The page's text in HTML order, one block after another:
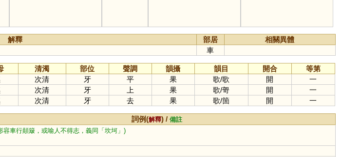
解釋 部居
相關異體
車
清濁 部位 聲調 韻攝 韻目 開合
等第
次清 牙 平 果 歌/歌 開
一
次清 牙 上 果 歌/哿 開
一
次清 牙 去 果 歌/箇 開 一
詞例(解釋) /備註
容車行顛簸，或喻人不得志，義同「坎坷」)